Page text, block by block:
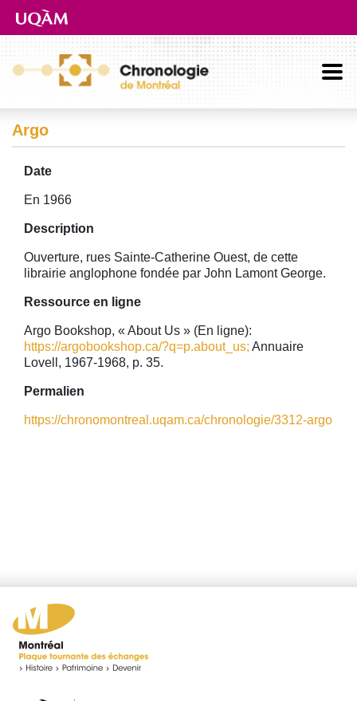
Aller directement au contenu principal
Argo
Date
En 1966
Description
Ouverture, rues Sainte-Catherine Ouest, de cette
librairie anglophone fondée par John Lamont George.
Ressource en ligne
Argo Bookshop, « About Us » (En ligne):
https://argobookshop.ca/?q=p.about_us; Annuaire
Lovell, 1967-1968, p. 35.
Permalien
https://chronomontreal.uqam.ca/chronologie/3312-argo